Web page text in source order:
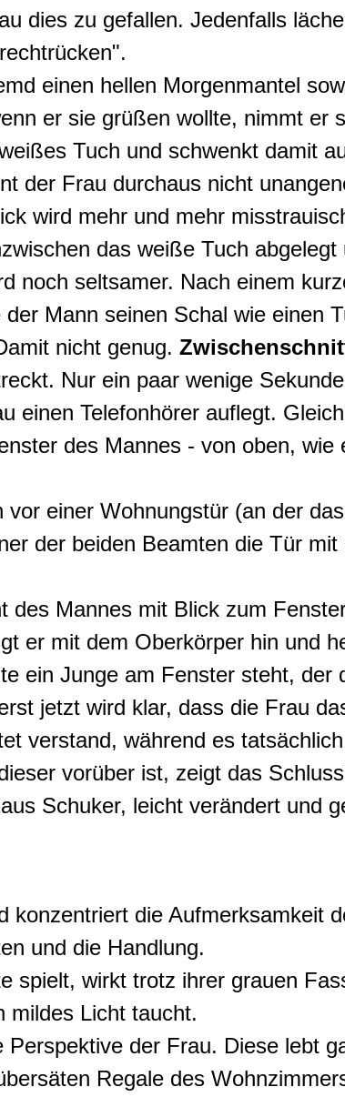
dies zu gefallen. Jedenfalls
einen hellen Morgenmantel
er sie grüßen wollte, nimmt er
Tuch und schwenkt damit
der Frau durchaus nicht
wird mehr und mehr
das weiße Tuch
noch seltsamer. Nach einem
Mann seinen Schal wie einen
nicht genug.
Nur ein paar wenige
einen Telefonhörer auflegt.
des Mannes - von oben, wie
einer Wohnungstür (an der
der beiden Beamten die Tür
des Mannes mit Blick zum
er mit dem Oberkörper hin und
ein Junge am Fenster steht, der
jetzt wird klar, dass die Frau
verstand, während es
vorüber ist, zeigt das
Schuker, leicht verändert und
konzentriert die Aufmerksamkeit
und die Handlung.
spielt, wirkt trotz ihrer grauen
mildes Licht taucht.
der Frau. Diese lebt
Regale des